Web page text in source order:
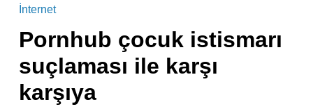
İnternet
Pornhub çocuk istismarı
suçlaması ile karşı
karşıya